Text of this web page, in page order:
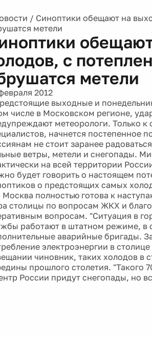
метели
с
метели
2012
выходные и
числе в Московском регионе,
метеорологи. Только
начнется постепенное
не стоит заранее
ветры, метели и снегопады.
на всей территории
будет говорить о настоящем
о предстоящих самых
Москва полностью готова к
столицы по вопросам ЖКХ и
вопросам. "Ситуация в
работают в штатном режиме,
аварийные бригады.
электроэнергии в
чиновник, таких холодов в
прошлого столетия. "Такого
России придут снегопады, но